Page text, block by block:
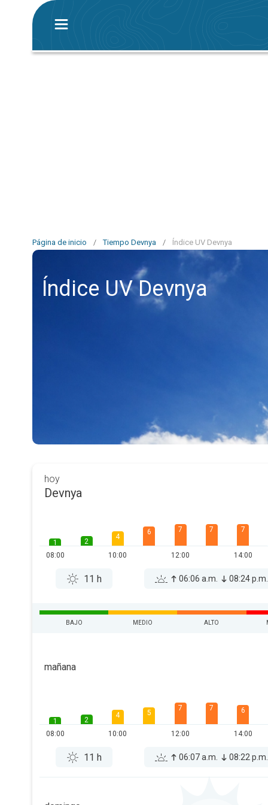
Página de inicio / Tiempo Devnya / Índice UV Devnya
Índice UV Devnya
hoy
Devnya
1
08:00
2
4
10:00
6 7
12:00
7 7
14:00
11 h 06:06 a.m. 08:24 p.m.
BAJO MEDIO ALTO
mañana
1
08:00
2
4
10:00
5
7
12:00
7 6
14:00
11 h 06:07 a.m. 08:22 p.m.